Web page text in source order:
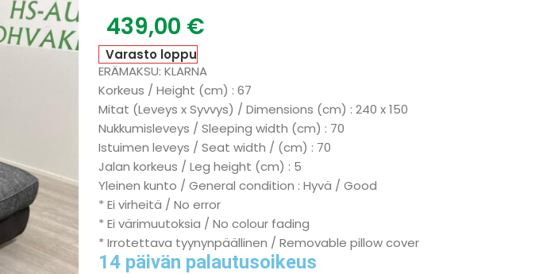
439,00 €
Varasto loppu
ERÄMAKSU: KLARNA
Korkeus / Height (cm) : 67
Mitat (Leveys x Syvvys) / Dimensions (cm) : 240 x 150
Nukkumisleveys / Sleeping width (cm) : 70
Istuimen leveys / Seat width / (cm) : 70
Jalan korkeus / Leg height (cm) : 5
Yleinen kunto / General condition : Hyvä / Good
* Ei virheitä / No error
* Ei värimuutoksia / No colour fading
* Irrotettava tyynynpäällinen / Removable pillow cover
14 päivän palautusoikeus